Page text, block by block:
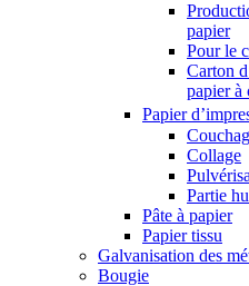
papier
Pour le
Carton
papier à
Papier
Collage
Partie
Pâte à papier
Papier tissu
Galvanisation des
Bougie